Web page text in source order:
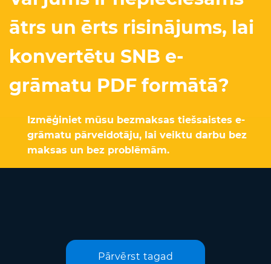
ātrs un ērts risinājums, lai
konvertētu SNB e-
grāmatu PDF formātā?
Izmēģiniet mūsu bezmaksas tiešsaistes e-
grāmatu pārveidotāju, lai veiktu darbu bez
maksas un bez problēmām.
Pārvērst tagad